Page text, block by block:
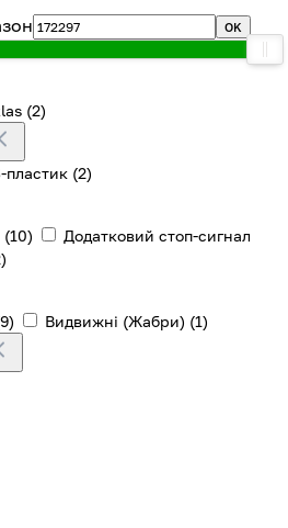
OK
(2)
пластик (2)
(10)
Додатковий стоп-сигнал
Видвижні (Жабри) (1)